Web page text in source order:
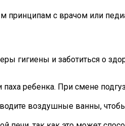
принципам с врачом или
и заботиться о
паха ребенка. При смене
воздушные ванны,